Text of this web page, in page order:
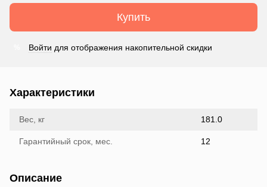
Купить
Войти для отображения накопительной скидки
Характеристики
Вес, кг 181.0
Гарантийный срок, мес. 12
Описание